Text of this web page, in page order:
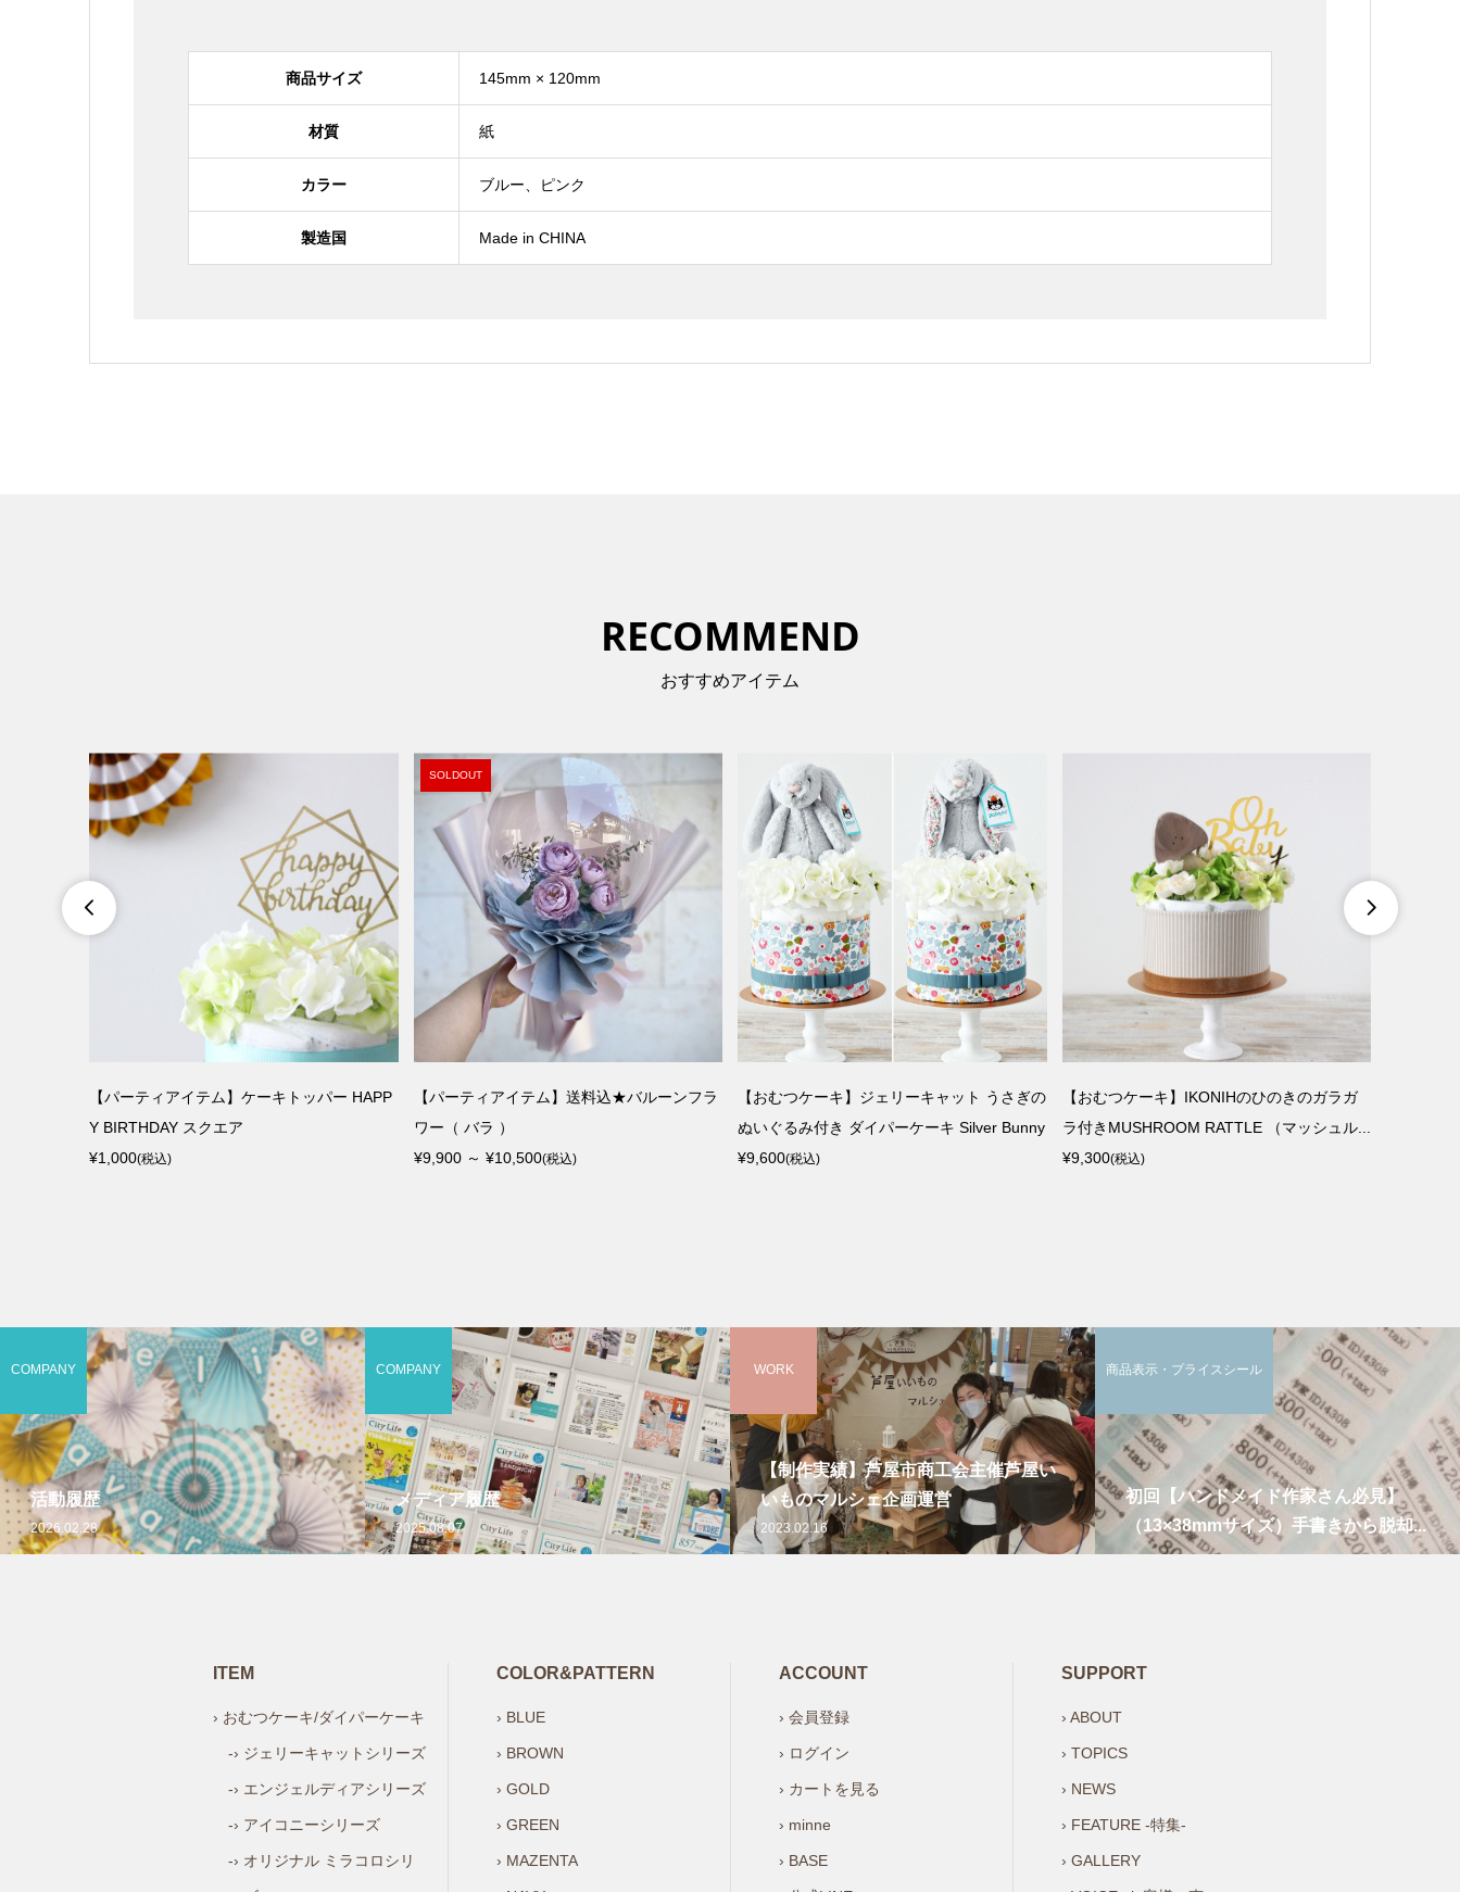
商品サイズ 145mm × 120mm
材質 紙
カラー ブルー、ピンク
製造国 Made in CHINA
RECOMMEND
おすすめアイテム

【パーティアイテム】ケーキトッパー HAPP
Y BIRTHDAY スクエア
¥1,000(税込)
SOLDOUT
【パーティアイテム】送料込★バルーンフラ
ワー（ バラ ）
¥9,900 ～ ¥10,500(税込)
【おむつケーキ】ジェリーキャット うさぎの
ぬいぐるみ付き ダイパーケーキ Silver Bunny
¥9,600(税込)
【おむつケーキ】IKONIHのひのきのガラガ
ラ付きMUSHROOM RATTLE （マッシュル...
¥9,300(税込)

活動履歴
2026.02.28
COMPANY
メディア履歴
2025.08.07
COMPANY
【制作実績】芦屋市商工会主催芦屋い
いものマルシェ企画運営
2023.02.16
WORK
初回【ハンドメイド作家さん必見】
（13×38mmサイズ）手書きから脱却...
商品表示・プライスシール
ITEM
› おむつケーキ/ダイパーケーキ
-› ジェリーキャットシリーズ
-› エンジェルディアシリーズ
-› アイコニーシリーズ
-› オリジナル ミラコロシリ
COLOR&PATTERN
› BLUE
› BROWN
› GOLD
› GREEN
› MAZENTA
ACCOUNT
› 会員登録
› ログイン
› カートを見る
› minne
› BASE
SUPPORT
› ABOUT
› TOPICS
› NEWS
› FEATURE -特集-
› GALLERY